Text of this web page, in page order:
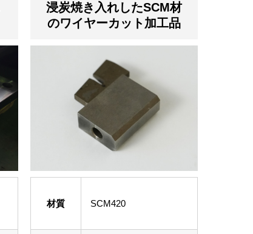
浸炭焼き入れしたSCM材
のワイヤーカット加工品
材質 SCM420